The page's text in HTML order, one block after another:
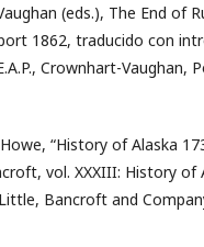
(eds.), The End of
1862, traducido con
Crownhart-Vaughan,
“History of Alaska
vol. XXXIII: History of
Bancroft and